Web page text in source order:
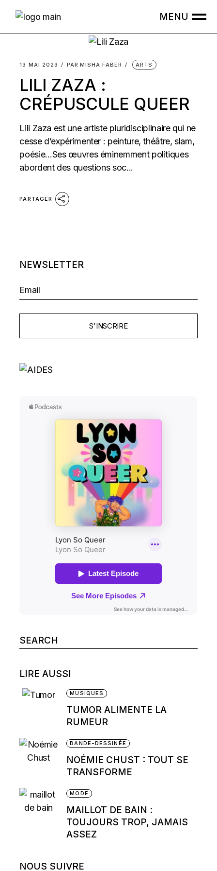
13 MAI 2023 PAR MISHA FABER ARTS
LILI ZAZA :
CRÉPUSCULE QUEER
Lili Zaza est une artiste pluridisciplinaire qui ne
cesse d’expérimenter : peinture, théâtre, slam,
poésie…Ses œuvres éminemment politiques
abordent des questions soc...
PARTAGER
NEWSLETTER
S'INSCRIRE
Search
for:
LIRE AUSSI
MUSIQUES
TUMOR ALIMENTE LA
RUMEUR
BANDE-DESSINÉE
NOÉMIE CHUST : TOUT SE
TRANSFORME
MODE
MAILLOT DE BAIN :
TOUJOURS TROP, JAMAIS
ASSEZ
NOUS SUIVRE